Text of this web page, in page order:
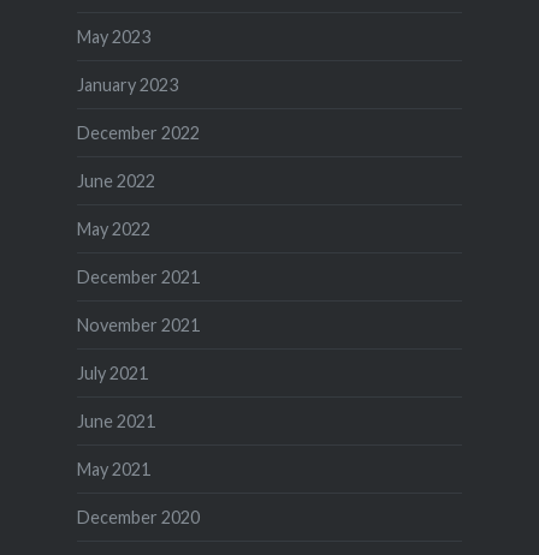
May 2023
January 2023
December 2022
June 2022
May 2022
December 2021
November 2021
July 2021
June 2021
May 2021
December 2020